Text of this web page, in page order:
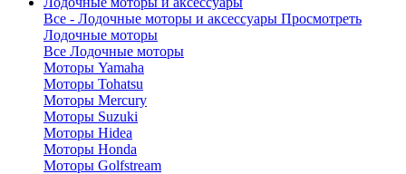
Все - Лодочные моторы и аксессуары Просмотреть
Лодочные моторы
Все Лодочные моторы
Моторы Yamaha
Моторы Tohatsu
Моторы Mercury
Моторы Suzuki
Моторы Hidea
Моторы Honda
Моторы Golfstream